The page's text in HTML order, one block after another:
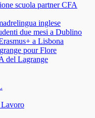
scuola partner CFA
inglese
due mesi a Dublino
a Lisbona
pour Flore
del Lagrange